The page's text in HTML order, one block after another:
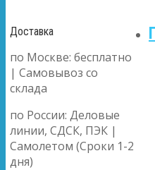
Доставка
по Москве: бесплатно
| Самовывоз со
склада
по России: Деловые
линии, СДСК, ПЭК |
Самолетом (Сроки 1-2
дня)